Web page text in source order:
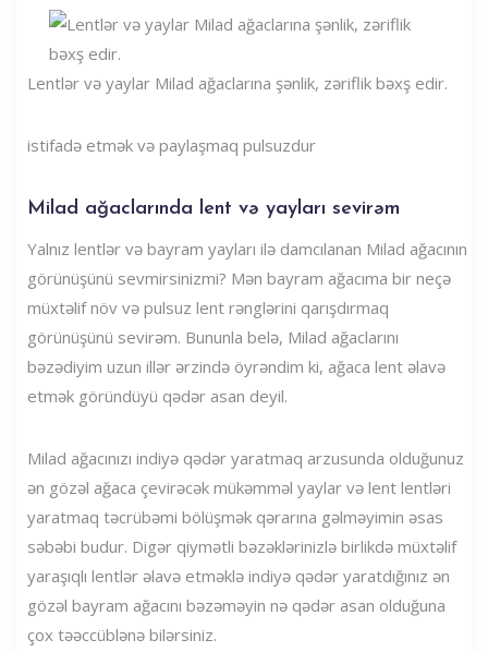
Lentlər və yaylar Milad ağaclarına şənlik, zəriflik bəxş edir.
istifadə etmək və paylaşmaq pulsuzdur
Milad ağaclarında lent və yayları sevirəm
Yalnız lentlər və bayram yayları ilə damcılanan Milad ağacının
görünüşünü sevmirsinizmi? Mən bayram ağacıma bir neçə
müxtəlif növ və pulsuz lent rənglərini qarışdırmaq
görünüşünü sevirəm. Bununla belə, Milad ağaclarını
bəzədiyim uzun illər ərzində öyrəndim ki, ağaca lent əlavə
etmək göründüyü qədər asan deyil.
Milad ağacınızı indiyə qədər yaratmaq arzusunda olduğunuz
ən gözəl ağaca çevirəcək mükəmməl yaylar və lent lentləri
yaratmaq təcrübəmi bölüşmək qərarına gəlməyimin əsas
səbəbi budur. Digər qiymətli bəzəklərinizlə birlikdə müxtəlif
yaraşıqlı lentlər əlavə etməklə indiyə qədər yaratdığınız ən
gözəl bayram ağacını bəzəməyin nə qədər asan olduğuna
çox təəccüblənə bilərsiniz.